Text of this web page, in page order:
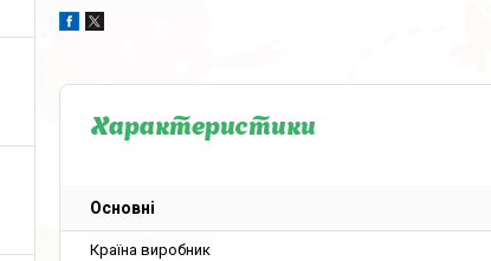
Характеристики
Основні
Країна виробник